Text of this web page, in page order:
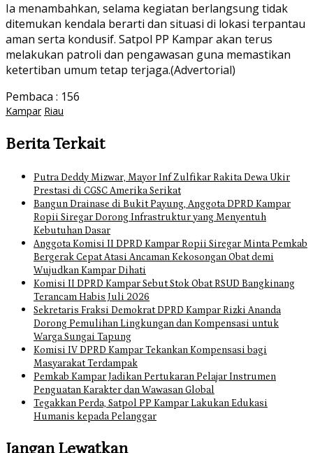
Ia menambahkan, selama kegiatan berlangsung tidak
ditemukan kendala berarti dan situasi di lokasi terpantau
aman serta kondusif. Satpol PP Kampar akan terus
melakukan patroli dan pengawasan guna memastikan
ketertiban umum tetap terjaga.(Advertorial)
Pembaca : 156
Kampar Riau
Berita Terkait
Putra Deddy Mizwar, Mayor Inf Zulfikar Rakita Dewa Ukir
Prestasi di CGSC Amerika Serikat
Bangun Drainase di Bukit Payung, Anggota DPRD Kampar
Ropii Siregar Dorong Infrastruktur yang Menyentuh
Kebutuhan Dasar
Anggota Komisi II DPRD Kampar Ropii Siregar Minta Pemkab
Bergerak Cepat Atasi Ancaman Kekosongan Obat demi
Wujudkan Kampar Dihati
Komisi II DPRD Kampar Sebut Stok Obat RSUD Bangkinang
Terancam Habis Juli 2026
Sekretaris Fraksi Demokrat DPRD Kampar Rizki Ananda
Dorong Pemulihan Lingkungan dan Kompensasi untuk
Warga Sungai Tapung
Komisi IV DPRD Kampar Tekankan Kompensasi bagi
Masyarakat Terdampak
Pemkab Kampar Jadikan Pertukaran Pelajar Instrumen
Penguatan Karakter dan Wawasan Global
Tegakkan Perda, Satpol PP Kampar Lakukan Edukasi
Humanis kepada Pelanggar
Jangan Lewatkan